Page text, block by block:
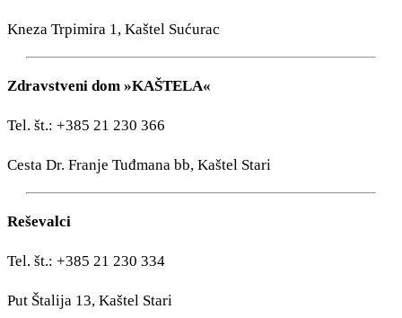
Multimedija
sl
Villa Nika, Kamberovo šetalište 30,
21216 Kaštel Stari, Hrvatska
Kneza Trpimira 1, Kaštel Sućurac
Zdravstveni dom »KAŠTELA«
Tel. št.: +385 21 230 366
Cesta Dr. Franje Tuđmana bb, Kaštel Stari
Reševalci
Tel. št.: +385 21 230 334
Put Štalija 13, Kaštel Stari